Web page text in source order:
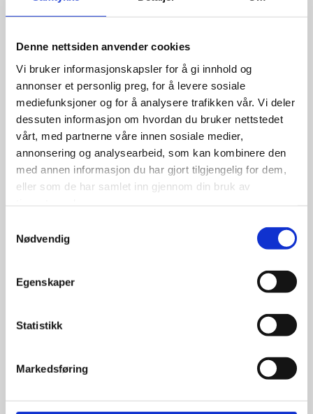
Denne nettsiden anvender cookies
Vi bruker informasjonskapsler for å gi innhold og
annonser et personlig preg, for å levere sosiale
mediefunksjoner og for å analysere trafikken vår. Vi deler
dessuten informasjon om hvordan du bruker nettstedet
vårt, med partnerne våre innen sosiale medier,
annonsering og analysearbeid, som kan kombinere den
med annen informasjon du har gjort tilgjengelig for dem,
eller som de har samlet inn gjennom din bruk av
Nødvendig
Egenskaper
Statistikk
Markedsføring
Landsail LSV88 175/65R14 90T